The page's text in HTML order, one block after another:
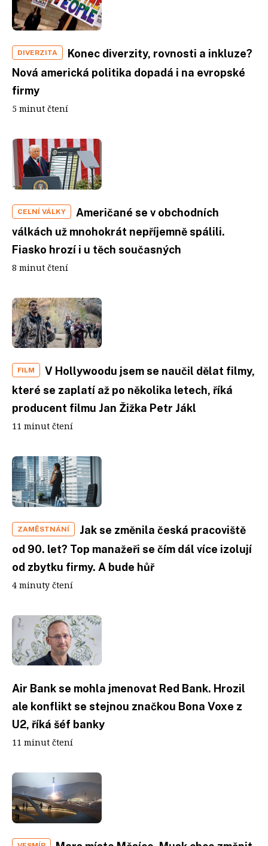
DIVERZITA
Konec diverzity, rovnosti a inkluze?
Nová americká politika dopadá i na evropské
firmy
5 minut čtení
CELNÍ VÁLKY
Američané se v obchodních
válkách už mnohokrát nepříjemně spálili.
Fiasko hrozí i u těch současných
8 minut čtení
FILM
V Hollywoodu jsem se naučil dělat filmy,
které se zaplatí až po několika letech, říká
producent filmu Jan Žižka Petr Jákl
11 minut čtení
ZAMĚSTNÁNÍ
Jak se změnila česká pracoviště
od 90. let? Top manažeři se čím dál více izolují
od zbytku firmy. A bude hůř
4 minuty čtení
Air Bank se mohla jmenovat Red Bank. Hrozil
ale konflikt se stejnou značkou Bona Voxe z
U2, říká šéf banky
11 minut čtení